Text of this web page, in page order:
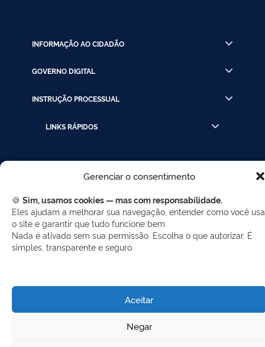
Gerenciar o consentimento
🍪 Sim, usamos cookies — mas com responsabilidade.
Eles ajudam a melhorar sua navegação, entender como você usa
o site e garantir que tudo funcione bem.
Nada é ativado sem sua permissão. Escolha o que autorizar. É
simples, transparente e seguro.
Aceitar
Negar
INFORMAÇÃO AO CIDADÃO
GOVERNO DIGITAL
INSTRUÇÃO PROCESSUAL
LINKS RÁPIDOS
Facebook
Twitter
LinkedIn
Instagram
WhatsApp